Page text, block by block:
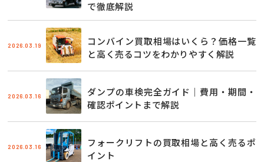
で徹底解説
2026.03.19
コンバイン買取相場はいくら？価格一覧
と高く売るコツをわかりやすく解説
2026.03.16
ダンプの車検完全ガイド｜費用・期間・
確認ポイントまで解説
2026.03.16
フォークリフトの買取相場と高く売るポ
イント